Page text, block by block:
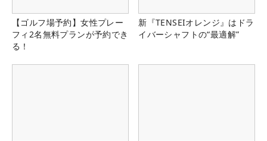
【ゴルフ場予約】女性プレー
フィ2名無料プランが予約でき
る！
新『TENSEIオレンジ』はドラ
イバーシャフトの“最適解”